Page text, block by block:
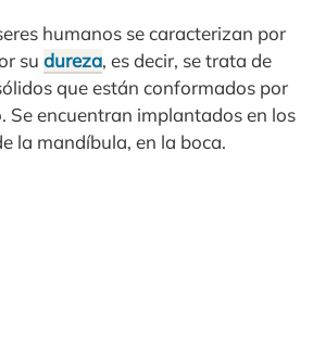
humanos se caracterizan por
su dureza, es decir, se trata de
que están conformados por
Se encuentran implantados en los
la mandíbula, en la boca.